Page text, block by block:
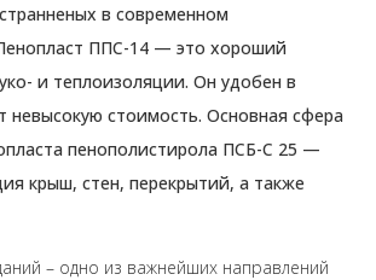
в современном
ППС-14 — это хороший
и теплоизоляции. Он удобен в
стоимость. Основная сфера
пенополистирола ПСБ-С 25 —
крыш, стен, перекрытий, а также
– одно из важнейших направлений